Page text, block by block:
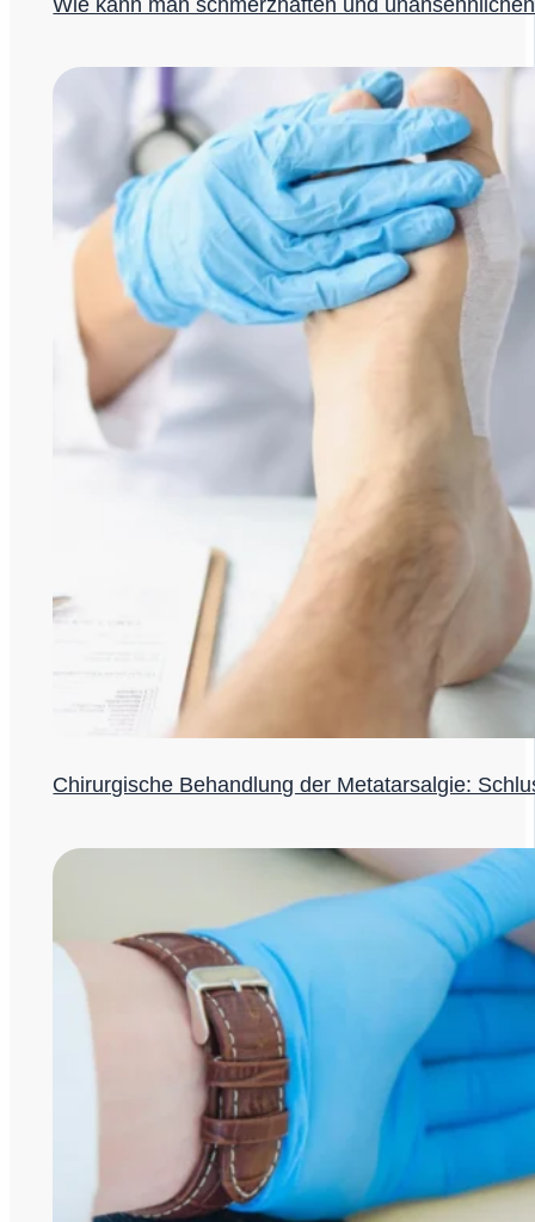
Chirurgische Behandlung der Metatarsalgie: